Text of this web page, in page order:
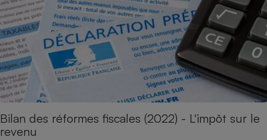
Bilan des réformes fiscales (2022) - L'impôt sur le
revenu